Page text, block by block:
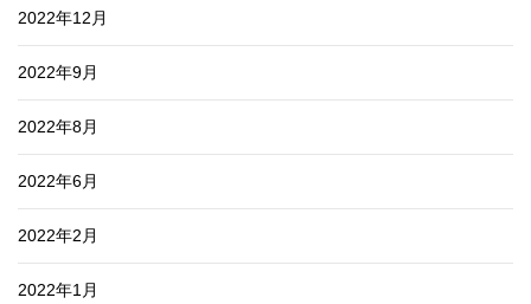
2022年12月
2022年9月
2022年8月
2022年6月
2022年2月
2022年1月